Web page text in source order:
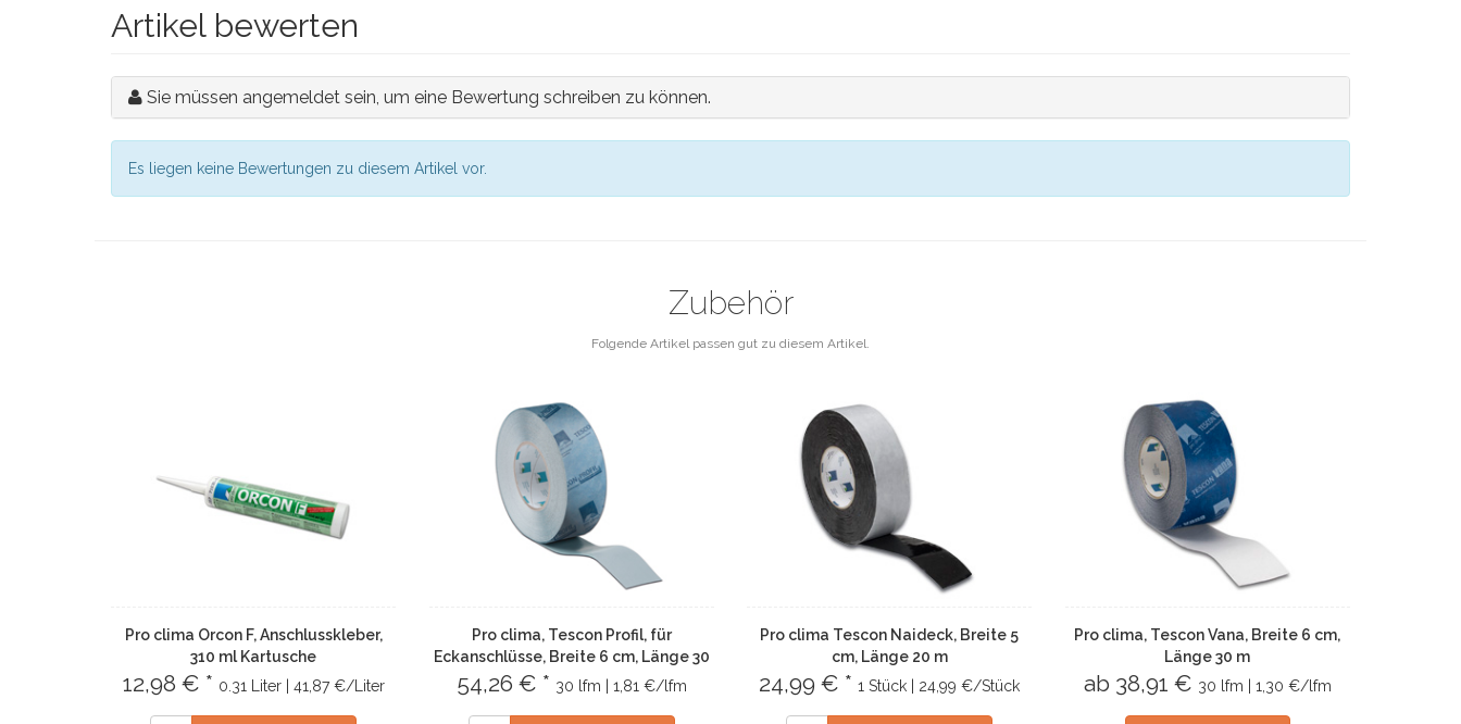
Artikel bewerten
Sie müssen angemeldet sein, um eine Bewertung schreiben zu können.
Es liegen keine Bewertungen zu diesem Artikel vor.
Zubehör
Folgende Artikel passen gut zu diesem Artikel.
Pro clima Orcon F, Anschlusskleber,
310 ml Kartusche
12,98 € * 0.31 Liter | 41,87 €/Liter
Pro clima, Tescon Profil, für
Eckanschlüsse, Breite 6 cm, Länge 30
m
54,26 € * 30 lfm | 1,81 €/lfm
Pro clima Tescon Naideck, Breite 5
cm, Länge 20 m
24,99 € *1 Stück | 24,99 €/Stück
Pro clima, Tescon Vana, Breite 6 cm,
Länge 30 m
ab 38,91 € 30 lfm | 1,30 €/lfm